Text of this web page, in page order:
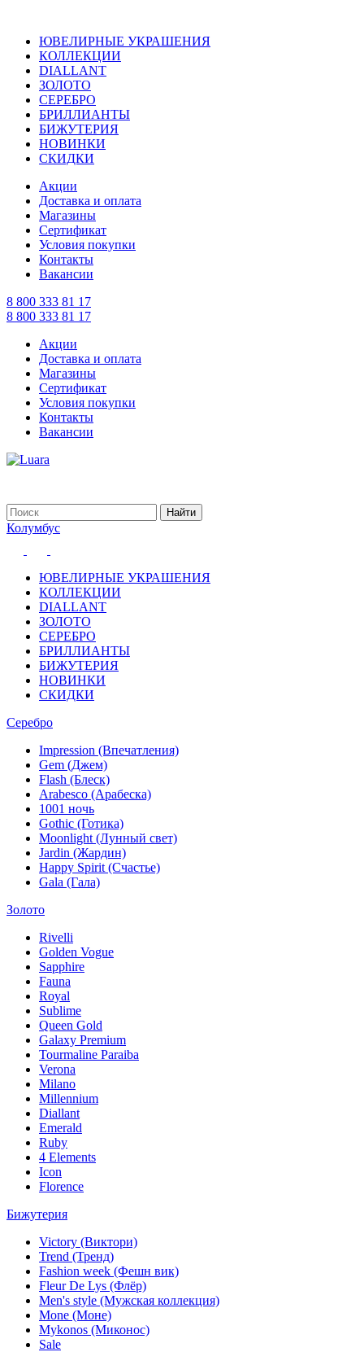
ЮВЕЛИРНЫЕ УКРАШЕНИЯ
КОЛЛЕКЦИИ
DIALLANT
ЗОЛОТО
СЕРЕБРО
БРИЛЛИАНТЫ
БИЖУТЕРИЯ
НОВИНКИ
СКИДКИ
Акции
Доставка и оплата
Магазины
Сертификат
Условия покупки
Контакты
Вакансии
8 800 333 81 17
8 800 333 81 17
Акции
Доставка и оплата
Магазины
Сертификат
Условия покупки
Контакты
Вакансии
Колумбус
ЮВЕЛИРНЫЕ УКРАШЕНИЯ
КОЛЛЕКЦИИ
DIALLANT
ЗОЛОТО
СЕРЕБРО
БРИЛЛИАНТЫ
БИЖУТЕРИЯ
НОВИНКИ
СКИДКИ
Серебро
Impression (Впечатления)
Gem (Джем)
Flash (Блеск)
Arabesco (Арабеска)
1001 ночь
Gothic (Готика)
Moonlight (Лунный свет)
Jardin (Жардин)
Happy Spirit (Счастье)
Gala (Гала)
Золото
Rivelli
Golden Vogue
Sapphire
Fauna
Royal
Sublime
Queen Gold
Galaxy Premium
Tourmaline Paraiba
Verona
Milano
Millennium
Diallant
Emerald
Ruby
4 Elements
Icon
Florence
Бижутерия
Victory (Виктори)
Trend (Тренд)
Fashion week (Фешн вик)
Fleur De Lys (Флёр)
Men's style (Мужская коллекция)
Mone (Моне)
Mykonos (Миконос)
Sale